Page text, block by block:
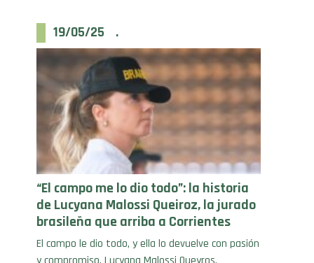
“El campo me lo dio todo”: la historia
de Lucyana Malossi Queiroz, la jurado
brasileña que arriba a Corrientes
El campo le dio todo, y ella lo devuelve con pasión
y compromiso. Lucyana Malossi Queyros,
reconocida criadora y jurado internacional, llega